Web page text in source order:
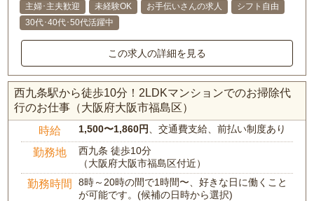
主婦･主夫歓迎
未経験OK お手伝いさんの求人
シフト自由
30代･40代･50代活躍中
この求人の詳細を見る
西九条駅から徒歩10分！2LDKマンションでのお掃除代
行のお仕事（大阪府大阪市福島区）
時給 1,500〜1,860円 、交通費支給、前払い制度あり
勤務地
西九条 徒歩10分
（大阪府大阪市福島区付近）
勤務時間
8時～20時の間で1時間〜、好きな日に働くこと
が可能です。(候補の日時から選択)